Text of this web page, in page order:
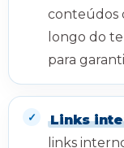
conteúdos
longo do
para
Links
links